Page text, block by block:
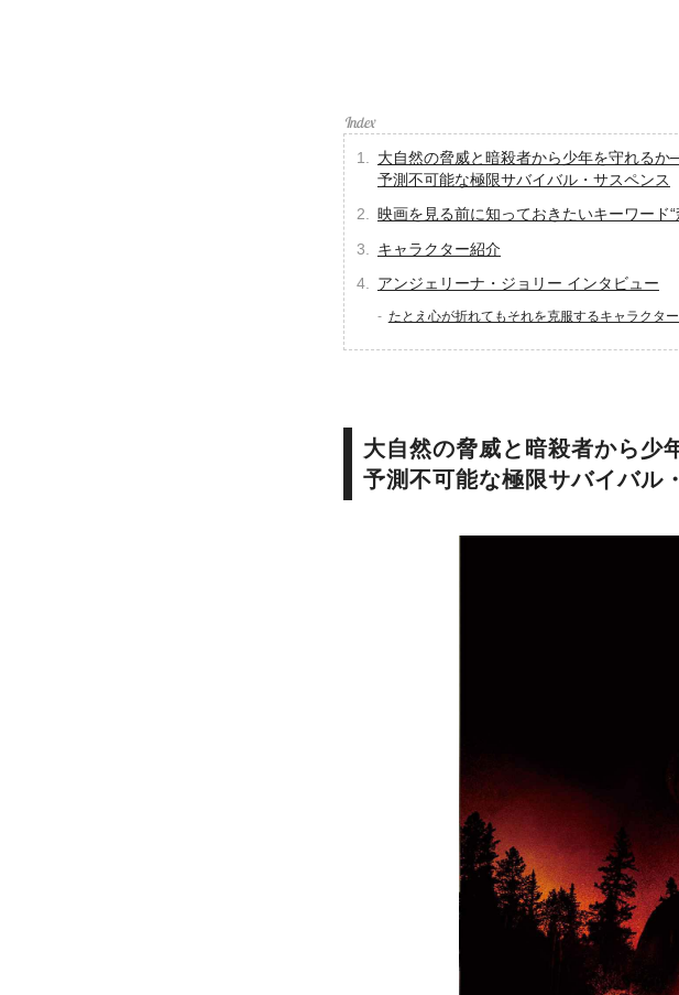
大自然の脅威と暗殺者から少年を守れるか
予測不可能な極限サバイバル・サスペンス
映画を見る前に知っておきたいキーワード“
キャラクター紹介
アンジェリーナ・ジョリー インタビュー
たとえ心が折れてもそれを克服するキャラクタ
大自然の脅威と暗殺者から少
予測不可能な極限サバイバル